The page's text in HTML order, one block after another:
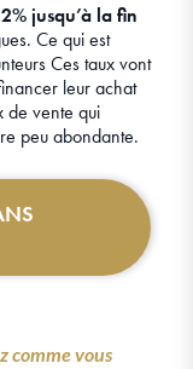
jusqu’à la fin
Ce qui est
Ces taux vont
leur achat
de vente qui
peu abondante.
comme vous